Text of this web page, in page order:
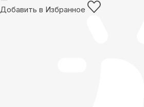
Добавить в Избранное